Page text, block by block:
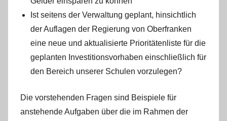
Ist seitens der Verwaltung geplant, hinsichtlich
der Auflagen der Regierung von Oberfranken
eine neue und aktualisierte Prioritätenliste für die
geplanten Investitionsvorhaben einschließlich für
den Bereich unserer Schulen vorzulegen?
Die vorstehenden Fragen sind Beispiele für
anstehende Aufgaben über die im Rahmen der